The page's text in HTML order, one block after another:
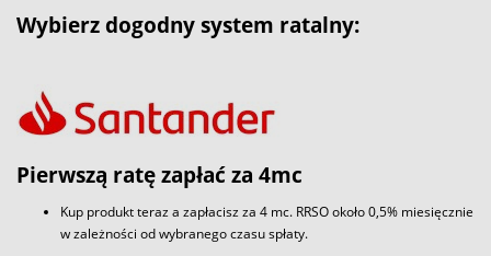
Wybierz dogodny system ratalny:
Pierwszą ratę zapłać za 4mc
Kup produkt teraz a zapłacisz za 4 mc. RRSO około 0,5% miesięcznie
w zależności od wybranego czasu spłaty.